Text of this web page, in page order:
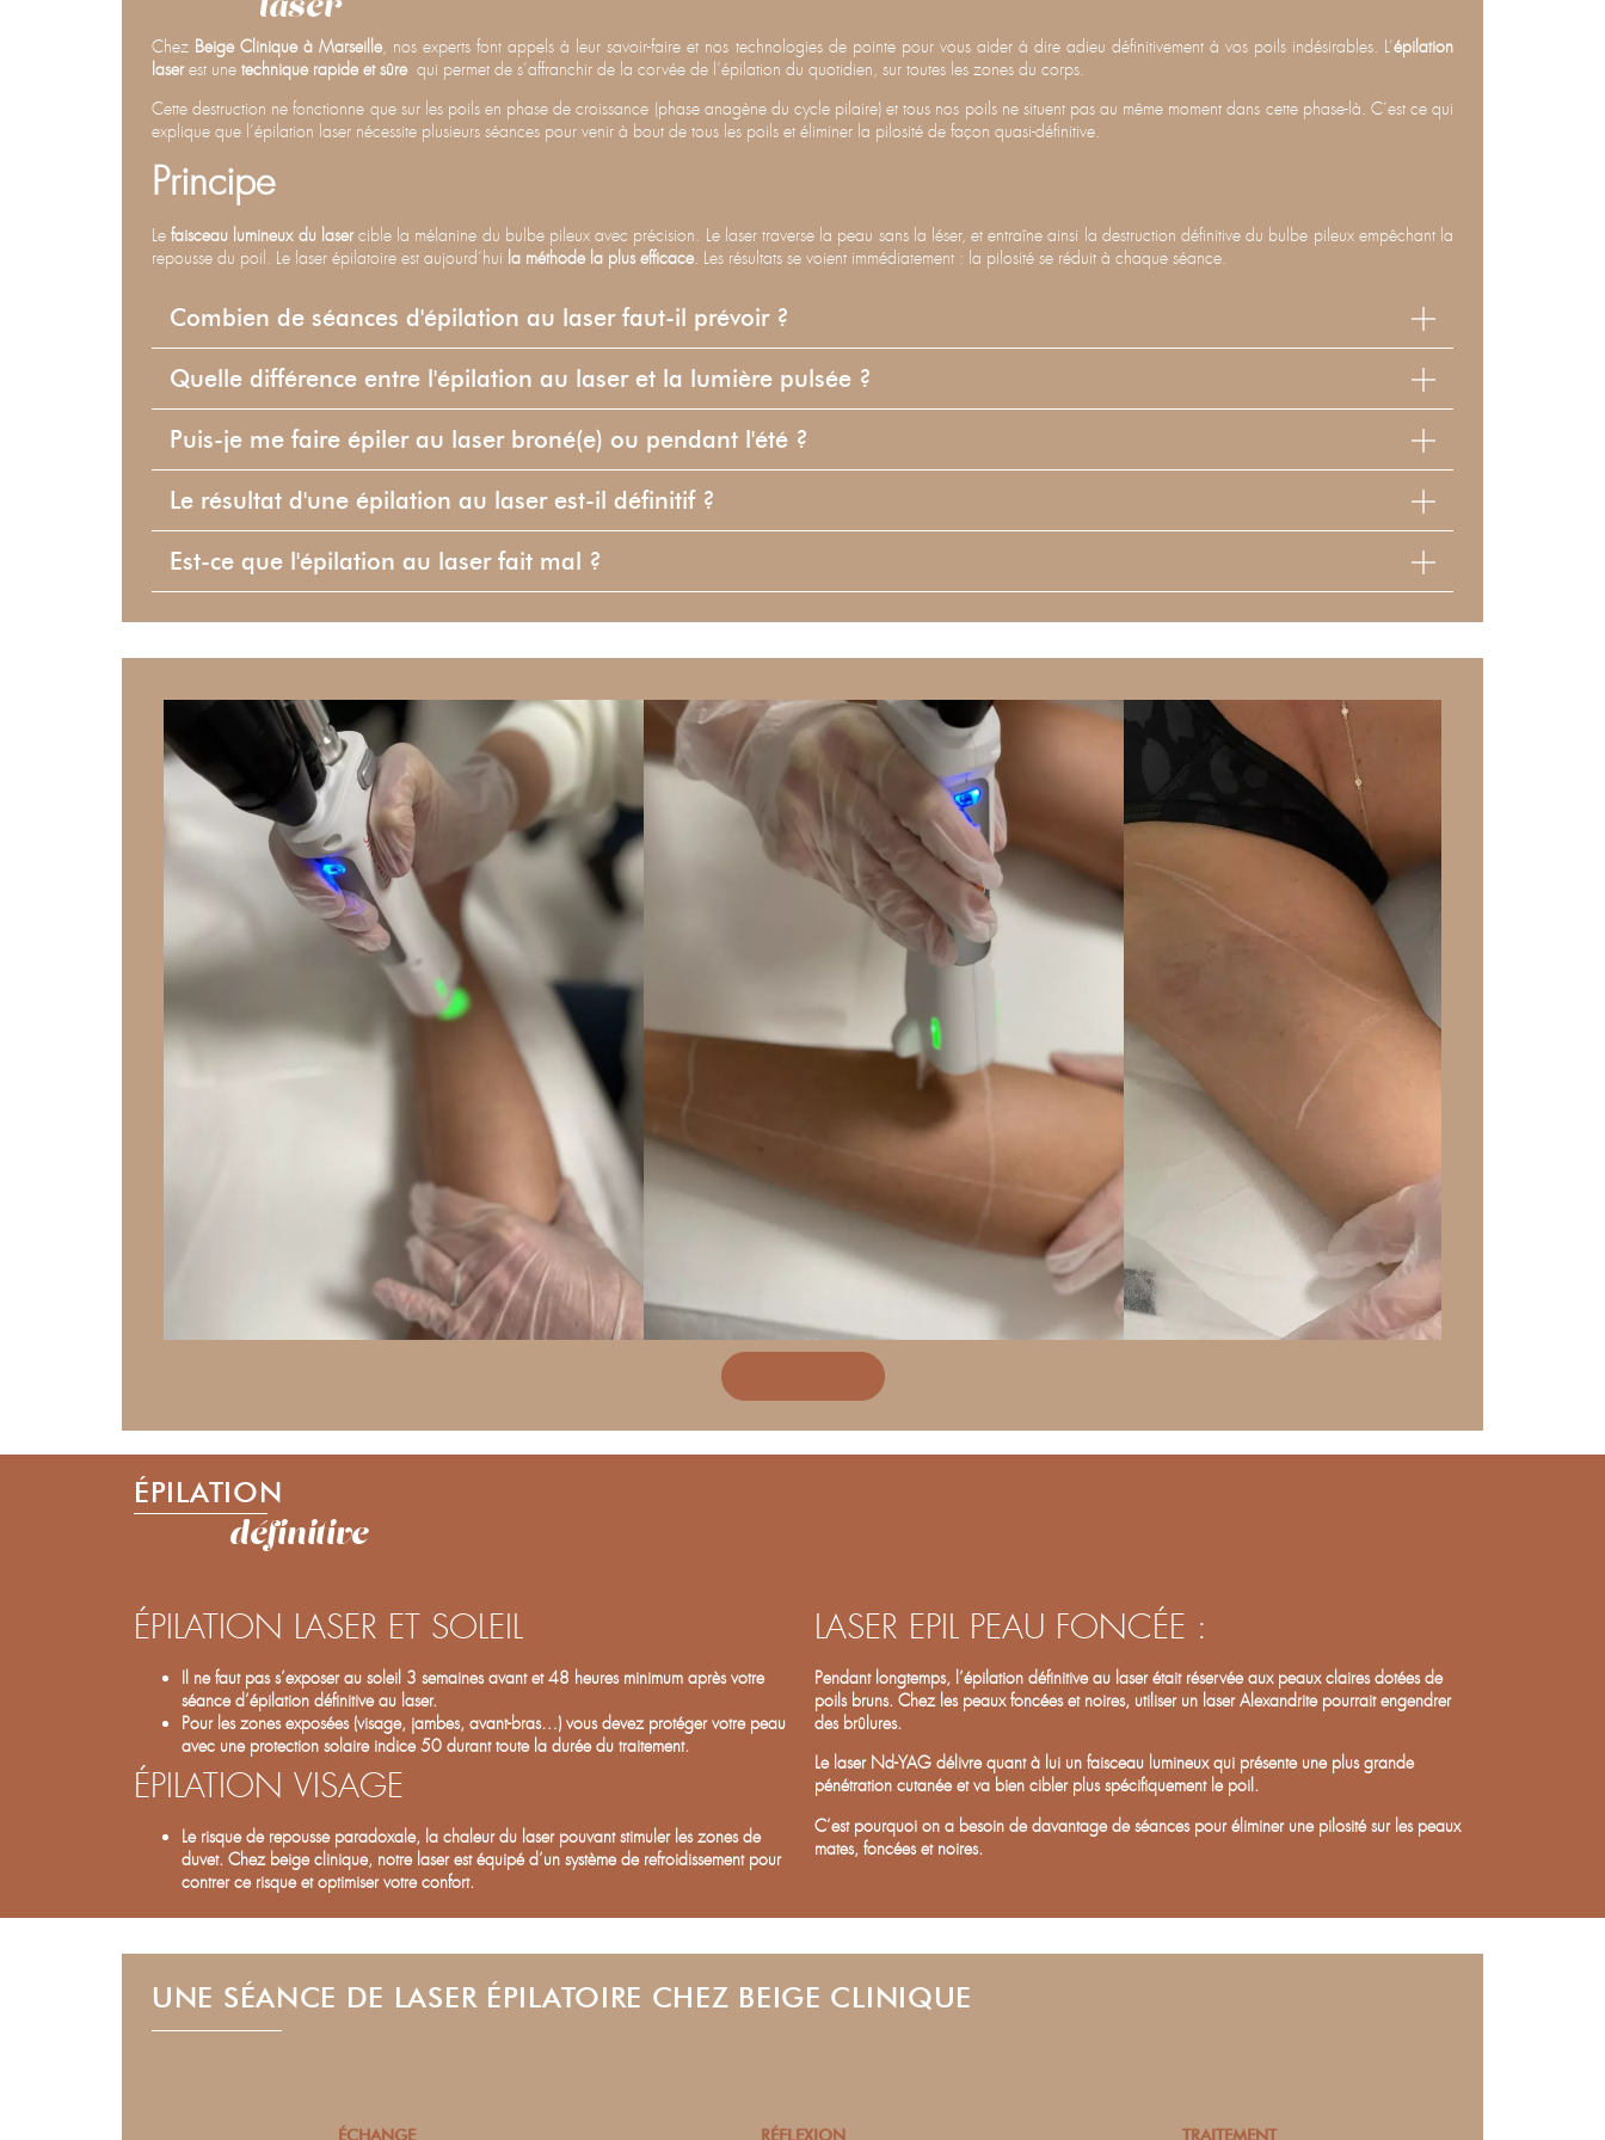
Chez Beige Clinique à Marseille, nos experts font appels à leur savoir-faire et nos technologies de pointe pour vous aider à dire adieu définitivement à vos poils indésirables. L’épilation
laserest une technique rapide et sûrequi permet de s’affranchir de la corvée de l’épilation du quotidien, sur toutes les zones du corps.
Cette destruction ne fonctionne que sur les poils en phase de croissance (phase anagène du cycle pilaire) et tous nos poils ne situent pas au même moment dans cette phase-là. C’est ce qui
explique que l’épilation laser nécessite plusieurs séances pour venir à bout de tous les poils et éliminer la pilosité de façon quasi-définitive.
Principe
Lefaisceau lumineux du lasercible la mélanine du bulbe pileux avec précision. Le laser traverse la peau sans la léser, et entraîne ainsi la destruction définitive du bulbe pileux empêchant la
repousse du poil. Le laser épilatoire est aujourd’hui la méthode la plus efficace. Les résultats se voient immédiatement : la pilosité se réduit à chaque séance.
Combien de séances d'épilation au laser faut-il prévoir ?
Quelle différence entre l'épilation au laser et la lumière pulsée ?
Puis-je me faire épiler au laser broné(e) ou pendant l'été ?
Le résultat d'une épilation au laser est-il définitif ?
Est-ce que l'épilation au laser fait mal ?
ÉPILATION
définitive
ÉPILATION LASER ET SOLEIL
Il ne faut pas s’exposer au soleil 3 semaines avant et 48 heures minimum après votre
séance d’épilation définitive au laser.
Pour les zones exposées (visage, jambes, avant-bras…) vous devez protéger votre peau
avec une protection solaire indice 50 durant toute la durée du traitement.
ÉPILATION VISAGE
Le risque de repousse paradoxale, la chaleur du laser pouvant stimuler les zones de
duvet. Chez beige clinique, notre laser est équipé d’un système de refroidissement pour
contrer ce risque et optimiser votre confort.
LASER EPIL PEAU FONCÉE :
Pendant longtemps, l’épilation définitive au laser était réservée aux peaux claires dotées de
poils bruns. Chez les peaux foncées et noires, utiliser un laser Alexandrite pourrait engendrer
des brûlures.
Le laser Nd-YAG délivre quant à lui un faisceau lumineux qui présente une plus grande
pénétration cutanée et va bien cibler plus spécifiquement le poil.
C’est pourquoi on a besoin de davantage de séances pour éliminer une pilosité sur les peaux
mates, foncées et noires.
UNE SÉANCE DE LASER ÉPILATOIRE CHEZ BEIGE CLINIQUE
ÉCHANGE RÉFLEXION TRAITEMENT